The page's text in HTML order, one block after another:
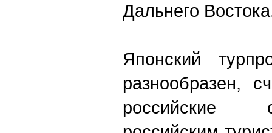
Дальнего
Японский
разнообразен,
российские